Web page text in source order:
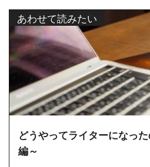
あわせて読みたい
どうやってライターになっ
編～